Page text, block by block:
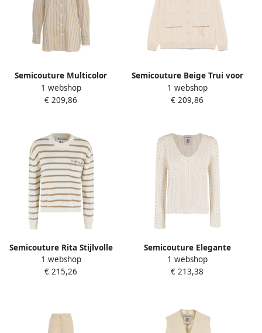
Semicouture Multicolor
shirt voor vrouwen Beige
Dames
1 webshop
€ 209,86
Semicouture Beige Trui voor
Vrouwen Beige Dames
1 webshop
€ 209,86
Semicouture Rita Stijlvolle
Jurk voor Vrouwen Beige
Dames
1 webshop
€ 215,26
Semicouture Elegante
Blauwe Jurk met Ruches
Beige Dames
1 webshop
€ 213,38